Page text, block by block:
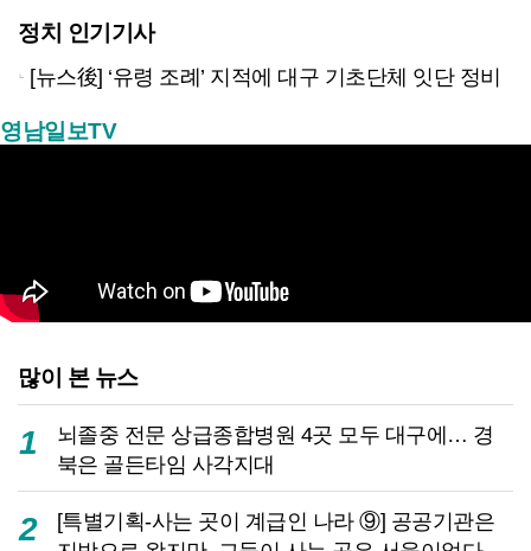
정치 인기기사
[뉴스後] ‘유령 조례’ 지적에 대구 기초단체 잇단 정비
영남일보TV
많이 본 뉴스
1
뇌졸중 전문 상급종합병원 4곳 모두 대구에… 경
북은 골든타임 사각지대
2
[특별기획-사는 곳이 계급인 나라 ⑨] 공공기관은